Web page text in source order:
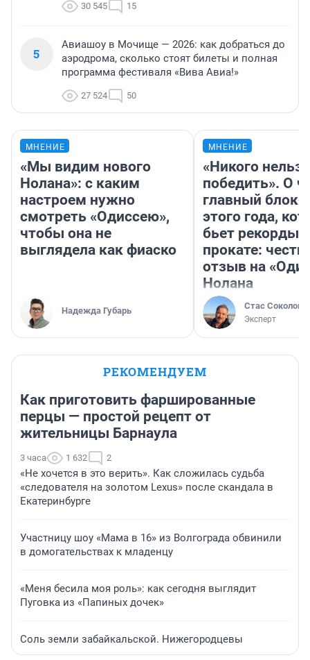
30 545 15
5
Авиашоу в Мочище — 2026: как добраться до
аэродрома, сколько стоят билеты и полная
программа фестиваля «Вива Авиа!»
27 524 50
МНЕНИЕ
«Мы видим нового
Нолана»: с каким
настроем нужно
смотреть «Одиссею»,
чтобы она не
выглядела как фиаско
Надежда Губарь
МНЕНИЕ
«Никого нельзя
победить». О
главный
этого года,
бьет рекорды в
прокате:
отзыв на
Нолана
Стас Соколов
Эксперт
РЕКОМЕНДУЕМ
Как приготовить фаршированные
перцы — простой рецепт от
жительницы Барнаула
3 часа 1 632 2
«Не хочется в это верить». Как сложилась судьба
«следователя на золотом Lexus» после скандала в
Екатеринбурге
Участницу шоу «Мама в 16» из Волгограда обвинили
в домогательствах к младенцу
«Меня бесила моя роль»: как сегодня выглядит
Пуговка из «Папиных дочек»
Соль земли забайкальской. Нижегородцевы